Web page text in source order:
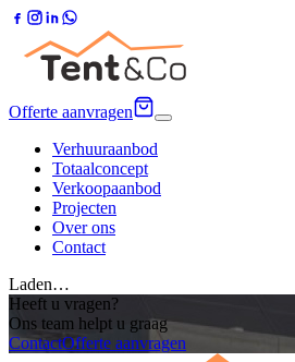
Offerte aanvragen
Verhuuraanbod
Totaalconcept
Verkoopaanbod
Projecten
Over ons
Contact
Laden…
Heeft u vragen?
Ons team helpt u graag
ContactOfferte aanvragen